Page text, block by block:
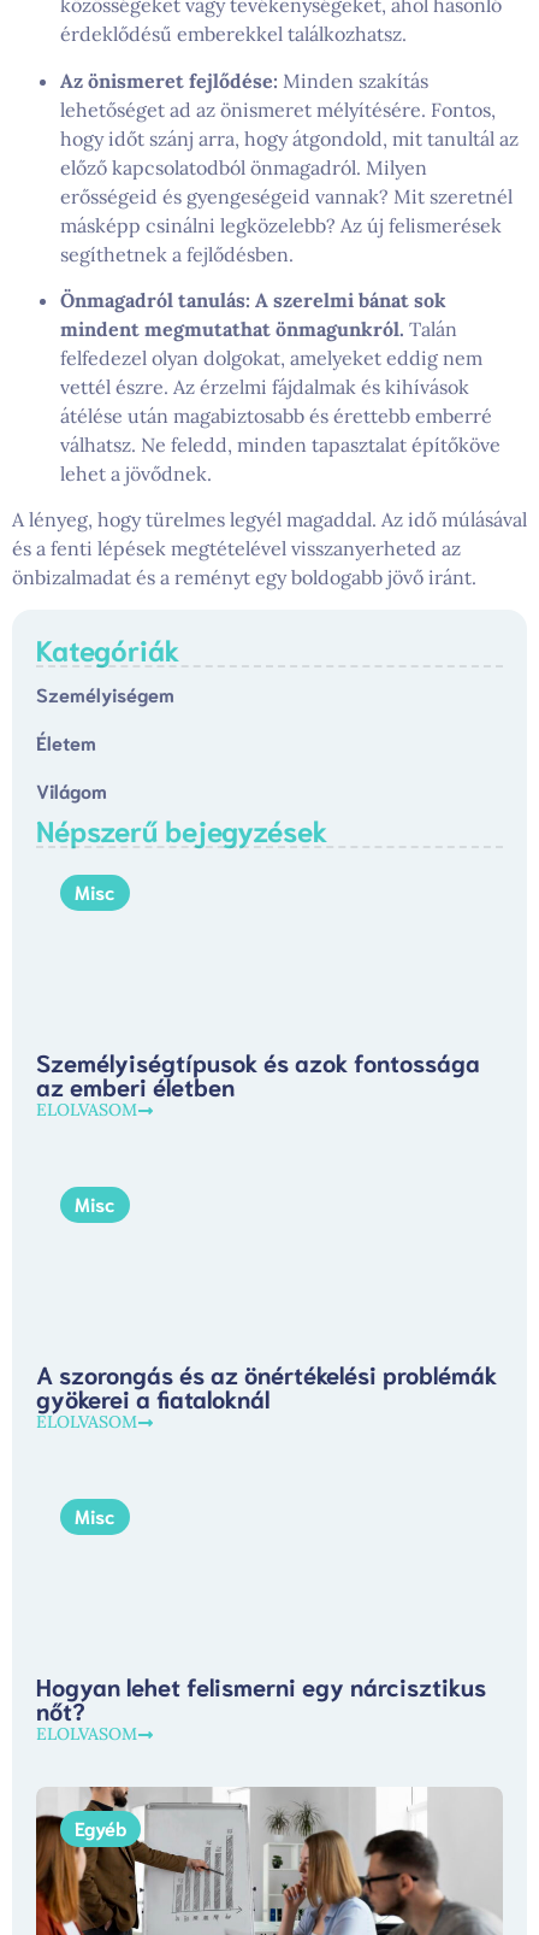
közösségeket vagy tevékenységeket, ahol hasonló
érdeklődésű emberekkel találkozhatsz.
Az önismeret fejlődése: Minden szakítás
lehetőséget ad az önismeret mélyítésére. Fontos,
hogy időt szánj arra, hogy átgondold, mit tanultál az
előző kapcsolatodból önmagadról. Milyen
erősségeid és gyengeségeid vannak? Mit szeretnél
másképp csinálni legközelebb? Az új felismerések
segíthetnek a fejlődésben.
Önmagadról tanulás: A szerelmi bánat sok
mindent megmutathat önmagunkról. Talán
felfedezel olyan dolgokat, amelyeket eddig nem
vettél észre. Az érzelmi fájdalmak és kihívások
átélése után magabiztosabb és érettebb emberré
válhatsz. Ne feledd, minden tapasztalat építőköve
lehet a jövődnek.
A lényeg, hogy türelmes legyél magaddal. Az idő múlásával
és a fenti lépések megtételével visszanyerheted az
önbizalmadat és a reményt egy boldogabb jövő iránt.
Kategóriák
Személyiségem
Életem
Világom
Népszerű bejegyzések
Misc
Személyiségtípusok és azok fontossága
az emberi életben
ELOLVASOM
Misc
A szorongás és az önértékelési problémák
gyökerei a fiataloknál
ELOLVASOM
Misc
Hogyan lehet felismerni egy nárcisztikus
nőt?
ELOLVASOM
Egyéb